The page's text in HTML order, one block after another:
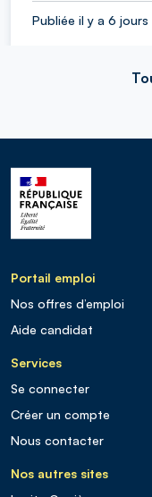
Publiée il y a 6 jours
Portail emploi
Nos offres d’emploi
Aide candidat
Services
Se connecter
Créer un compte
Nous contacter
Nos autres sites